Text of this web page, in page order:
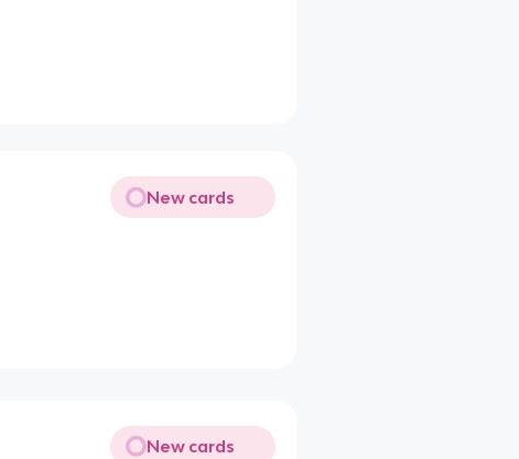
New cards
New cards